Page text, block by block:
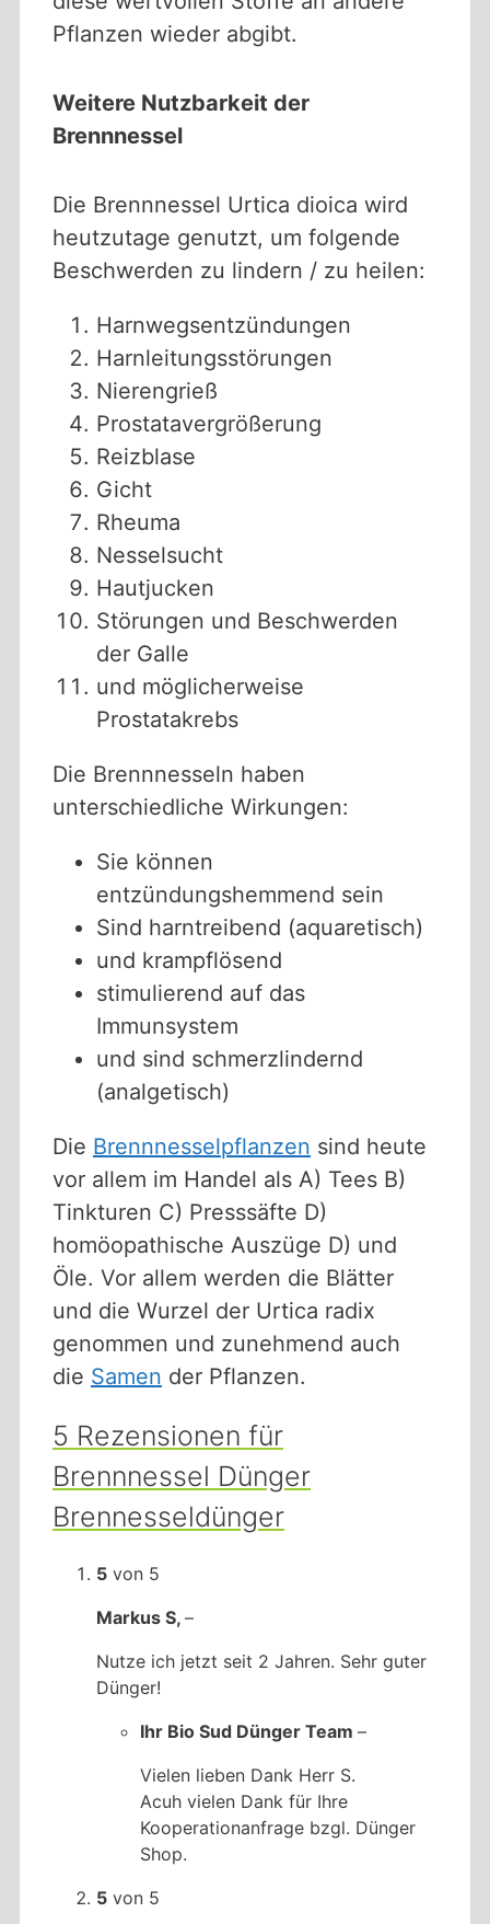
Pflanzen wieder abgibt.
Weitere Nutzbarkeit der
Brennnessel
Die Brennnessel Urtica dioica wird
heutzutage genutzt, um folgende
Beschwerden zu lindern / zu heilen:
Harnwegsentzündungen
Harnleitungsstörungen
Nierengrieß
Prostatavergrößerung
Reizblase
Gicht
Rheuma
Nesselsucht
Hautjucken
Störungen und Beschwerden
der Galle
und möglicherweise
Prostatakrebs
Die Brennnesseln haben
unterschiedliche Wirkungen:
Sie können
entzündungshemmend sein
Sind harntreibend (aquaretisch)
und krampflösend
stimulierend auf das
Immunsystem
und sind schmerzlindernd
(analgetisch)
Die Brennnesselpflanzen sind heute
vor allem im Handel als A) Tees B)
Tinkturen C) Presssäfte D)
homöopathische Auszüge D) und
Öle. Vor allem werden die Blätter
und die Wurzel der Urtica radix
genommen und zunehmend auch
die Samen der Pflanzen.
5 Rezensionen für
Brennnessel Dünger
Brennesseldünger
5 von 5
Markus S, –
Nutze ich jetzt seit 2 Jahren. Sehr guter
Dünger!
Ihr Bio Sud Dünger Team –
Vielen lieben Dank Herr S.
Acuh vielen Dank für Ihre
Kooperationanfrage bzgl. Dünger
Shop.
5 von 5